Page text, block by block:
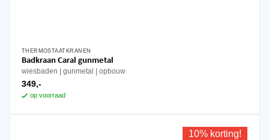
THERMOSTAATKRANEN
Badkraan Caral gunmetal
wiesbaden gunmetal opbouw
349,-
op voorraad
10% korting!